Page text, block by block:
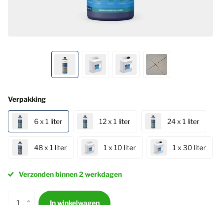
Verpakking
6 x 1 liter 12 x 1 liter 24 x 1 liter
48 x 1 liter 1 x 10 liter 1 x 30 liter
Verzonden binnen 2 werkdagen
In winkelwagen